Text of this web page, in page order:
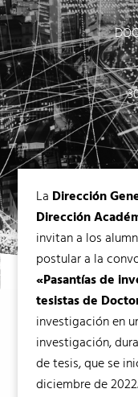
La Dirección
Dirección
invitan a los
postular a la
«Pasantías de
tesistas de
investigación en
investigación,
de tesis, que se
diciembre de 2022.